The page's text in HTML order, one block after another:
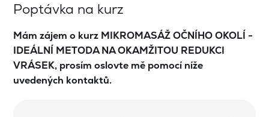
Poptávka na kurz
Mám zájem o kurz MIKROMASÁŽ OČNÍHO OKOLÍ -
IDEÁLNÍ METODA NA OKAMŽITOU REDUKCI
VRÁSEK, prosím oslovte mě pomocí níže
uvedených kontaktů.